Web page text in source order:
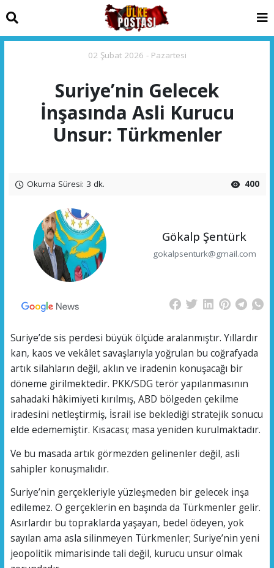
02 Şubat 2026 - Pazartesi
Suriye’nin Gelecek
İnşasında Asli Kurucu
Unsur: Türkmenler
Okuma Süresi: 3 dk. 400
Gökalp Şentürk
gokalpsenturk@gmail.com
Suriye’de sis perdesi büyük ölçüde aralanmıştır. Yıllardır
kan, kaos ve vekâlet savaşlarıyla yoğrulan bu coğrafyada
artık silahların değil, aklın ve iradenin konuşacağı bir
döneme girilmektedir. PKK/SDG terör yapılanmasının
sahadaki hâkimiyeti kırılmış, ABD bölgeden çekilme
iradesini netleştirmiş, İsrail ise beklediği stratejik sonucu
elde edememiştir. Kısacası; masa yeniden kurulmaktadır.
Ve bu masada artık görmezden gelinenler değil, asli
sahipler konuşmalıdır.
Suriye’nin gerçekleriyle yüzleşmeden bir gelecek inşa
edilemez. O gerçeklerin en başında da Türkmenler gelir.
Asırlardır bu topraklarda yaşayan, bedel ödeyen, yok
sayılan ama asla silinmeyen Türkmenler; Suriye’nin yeni
jeopolitik mimarisinde tali değil, kurucu unsur olmak